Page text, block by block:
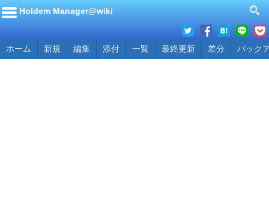
Holdem Manager@wiki
ホーム 新規 編集 添付 一覧 最終更新 差分 バック